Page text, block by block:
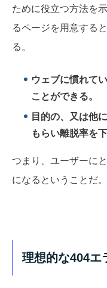
ために役立つ方法を
るページを用意する
る。
ウェブに慣れて
ことができる。
目的の、又は他
もらい離脱率を
つまり、ユーザーに
になるということだ。
理想的な404エ